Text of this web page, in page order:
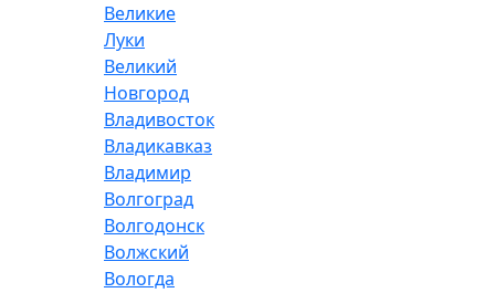
Великие
Луки
Великий
Новгород
Владивосток
Владикавказ
Владимир
Волгоград
Волгодонск
Волжский
Вологда